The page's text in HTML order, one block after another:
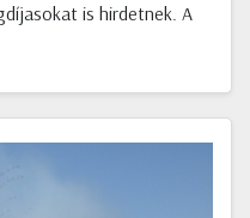
is hirdetnek. A